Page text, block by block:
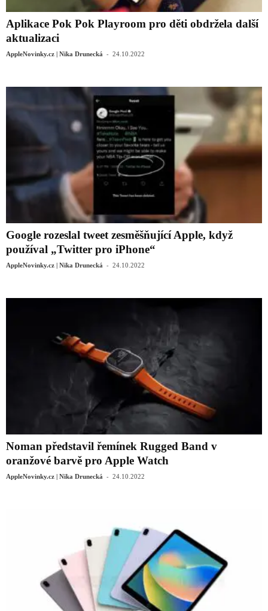
Aplikace Pok Pok Playroom pro děti obdržela další
aktualizaci
AppleNovinky.cz | Nika Drunecká - 24.10.2022
Google rozeslal tweet zesměšňující Apple, když
používal „Twitter pro iPhone“
AppleNovinky.cz | Nika Drunecká - 24.10.2022
Noman představil řemínek Rugged Band v
oranžové barvě pro Apple Watch
AppleNovinky.cz | Nika Drunecká - 24.10.2022